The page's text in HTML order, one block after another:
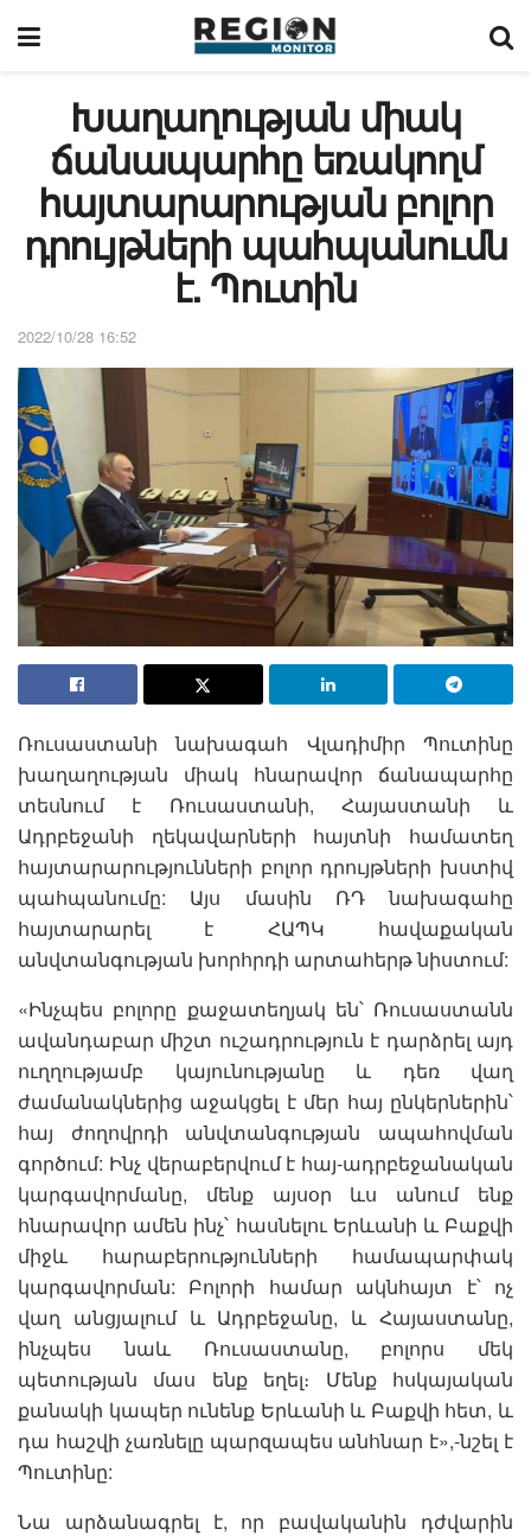
Խաղաղության միակ
ճանապարհը եռակողմ
հայտարարության բոլոր
դրույթների պահպանումն
է. Պուտին
2022/10/28 16:52
Ռուսաստանի նախագահ Վլադիմիր Պուտինը
խաղաղության միակ հնարավոր ճանապարհը
տեսնում է Ռուսաստանի, Հայաստանի և
Ադրբեջանի ղեկավարների հայտնի համատեղ
հայտարարությունների բոլոր դրույթների խստիվ
պահպանումը: Այս մասին ՌԴ նախագահը
հայտարարել է ՀԱՊԿ հավաքական
անվտանգության խորհրդի արտահերթ նիստում:
«Ինչպես բոլորը քաջատեղյակ են՝ Ռուսաստանն
ավանդաբար միշտ ուշադրություն է դարձրել այդ
ուղղությամբ կայունությանը և դեռ վաղ
ժամանակներից աջակցել է մեր հայ ընկերներին՝
հայ ժողովրդի անվտանգության ապահովման
գործում: Ինչ վերաբերվում է հայ-ադրբեջանական
կարգավորմանը, մենք այսօր ևս անում ենք
հնարավոր ամեն ինչ՝ հասնելու Երևանի և Բաքվի
միջև հարաբերությունների համապարփակ
կարգավորման: Բոլորի համար ակնհայտ է՝ ոչ
վաղ անցյալում և Ադրբեջանը, և Հայաստանը,
ինչպես նաև Ռուսաստանը, բոլորս մեկ
պետության մաս ենք եղել։ Մենք հսկայական
քանակի կապեր ունենք Երևանի և Բաքվի հետ, և
դա հաշվի չառնելը պարզապես անհնար է»,-նշել է
Պուտինը:
Նա արձանագրել է, որ բավականին դժվարին